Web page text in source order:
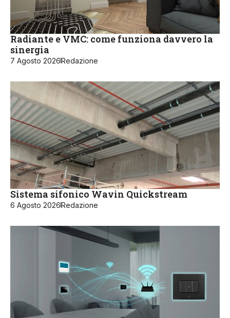
Radiante e VMC: come funziona davvero la
sinergia
7 Agosto 2026Redazione
Sistema sifonico Wavin Quickstream
6 Agosto 2026Redazione